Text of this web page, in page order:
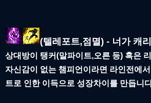
(텔레포트,점멸) - 너가 캐
상대방이 탱커(말파이트,오른 등) 혹은
자신감이 없는 챔피언이라면 라인전에
트로 인한 이득으로 성장차이를 만듭니